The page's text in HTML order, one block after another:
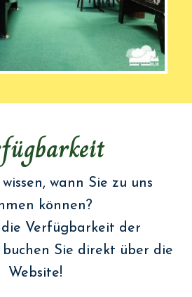
wann Sie zu uns
können?
die Verfügbarkeit der
Sie direkt über die
Website!